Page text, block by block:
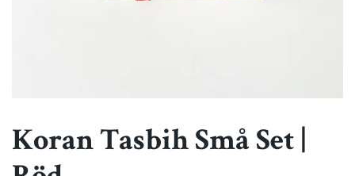
Koran Tasbih Små Set |